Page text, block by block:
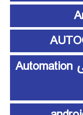
آموزش اتوماسیون صنعتی Automation